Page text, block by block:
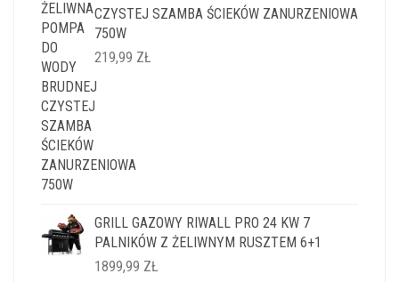
CZYSTEJ SZAMBA ŚCIEKÓW ZANURZENIOWA
750W
219,99 ZŁ
GRILL GAZOWY RIWALL PRO 24 KW 7
PALNIKÓW Z ŻELIWNYM RUSZTEM 6+1
1899,99 ZŁ